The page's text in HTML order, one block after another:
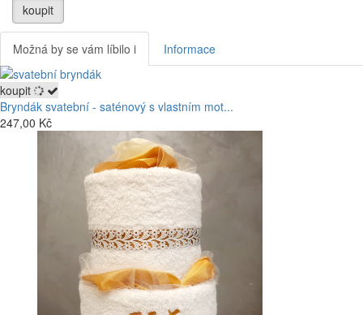
koupit
Možná by se vám líbilo i Informace
koupit
Bryndák svatební - saténový s vlastním mot...
247,00 Kč